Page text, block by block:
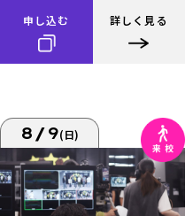
申し込む 詳しく見る
8/9(日)